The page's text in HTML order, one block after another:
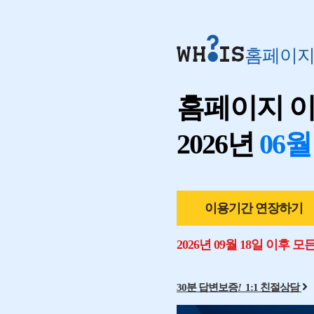
홈페이지
홈페이지
2026년 06
이용기간 연장하기
2026년 09월 18일 이후 모
30분 답변보증! 1:1 친절상담